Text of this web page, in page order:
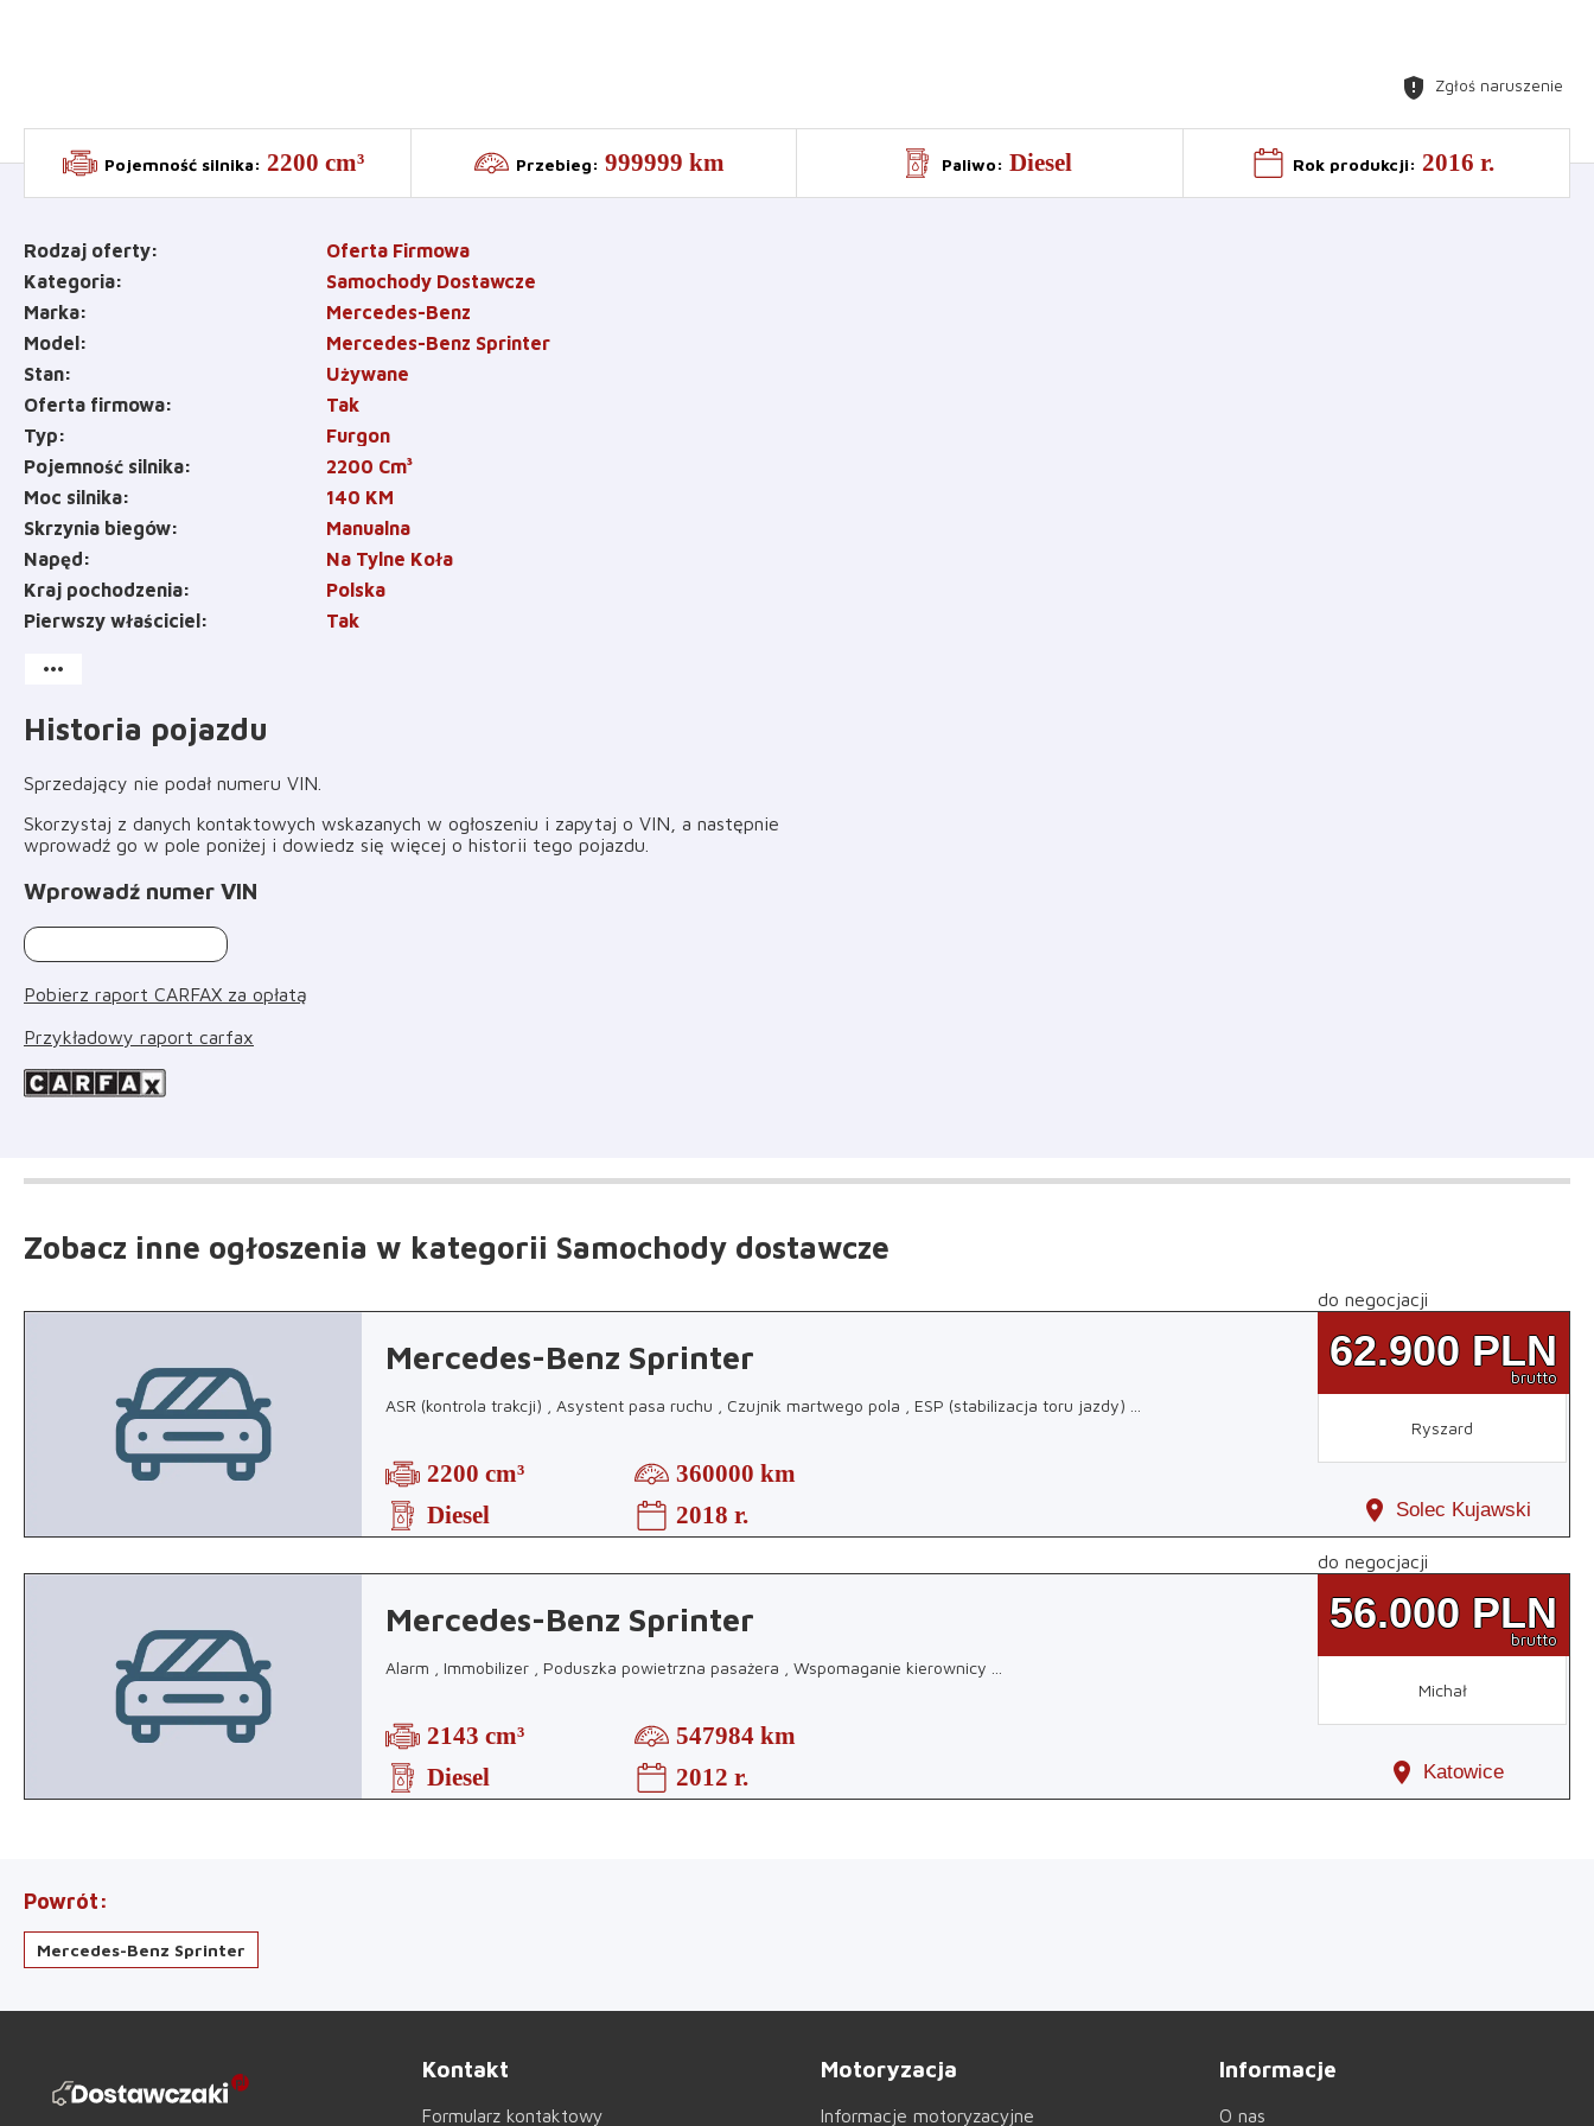
gpp_maybe Zgłoś naruszenie
Pojemność silnika: 2200 cm³ Przebieg: 999999 km Paliwo: Diesel Rok produkcji: 2016 r.
Rodzaj oferty
Oferta Firmowa
Kategoria
Samochody Dostawcze
Marka
Mercedes-Benz
Model
Mercedes-Benz Sprinter
Stan
Używane
Oferta firmowa
Tak
Typ
Furgon
Pojemność silnika
2200 Cm³
Moc silnika
140 KM
Skrzynia biegów
Manualna
Napęd
Na Tylne Koła
Kraj pochodzenia
Polska
Pierwszy właściciel
Tak
more_horiz
Historia pojazdu
Sprzedający nie podał numeru VIN
Skorzystaj z danych kontaktowych wskazanych w ogłoszeniu i zapytaj o VIN, a następnie
wprowadź go w pole poniżej i dowiedz się więcej o historii tego pojazdu
Wprowadź numer VIN
Pobierz raport CARFAX za opłatą
Przykładowy raport carfax
Zobacz inne ogłoszenia w kategorii Samochody dostawcze
Mercedes-Benz Sprinter
ASR (kontrola trakcji) , Asystent pasa ruchu , Czujnik martwego pola , ESP (stabilizacja toru jazdy)
2200 cm³
360000 km
Diesel
2018 r.
do negocjacji
62.900 PLN
brutto
Ryszard
location_on Solec Kujawski
Mercedes-Benz Sprinter
Alarm , Immobilizer , Poduszka powietrzna pasażera , Wspomaganie kierownicy
2143 cm³
547984 km
Diesel
2012 r.
do negocjacji
56.000 PLN
brutto
Michał
location_on Katowice
Powrót
Mercedes-Benz Sprinter
Kontakt
Formularz kontaktowy
Motoryzacja
Informacje motoryzacyjne
Informacje
O nas